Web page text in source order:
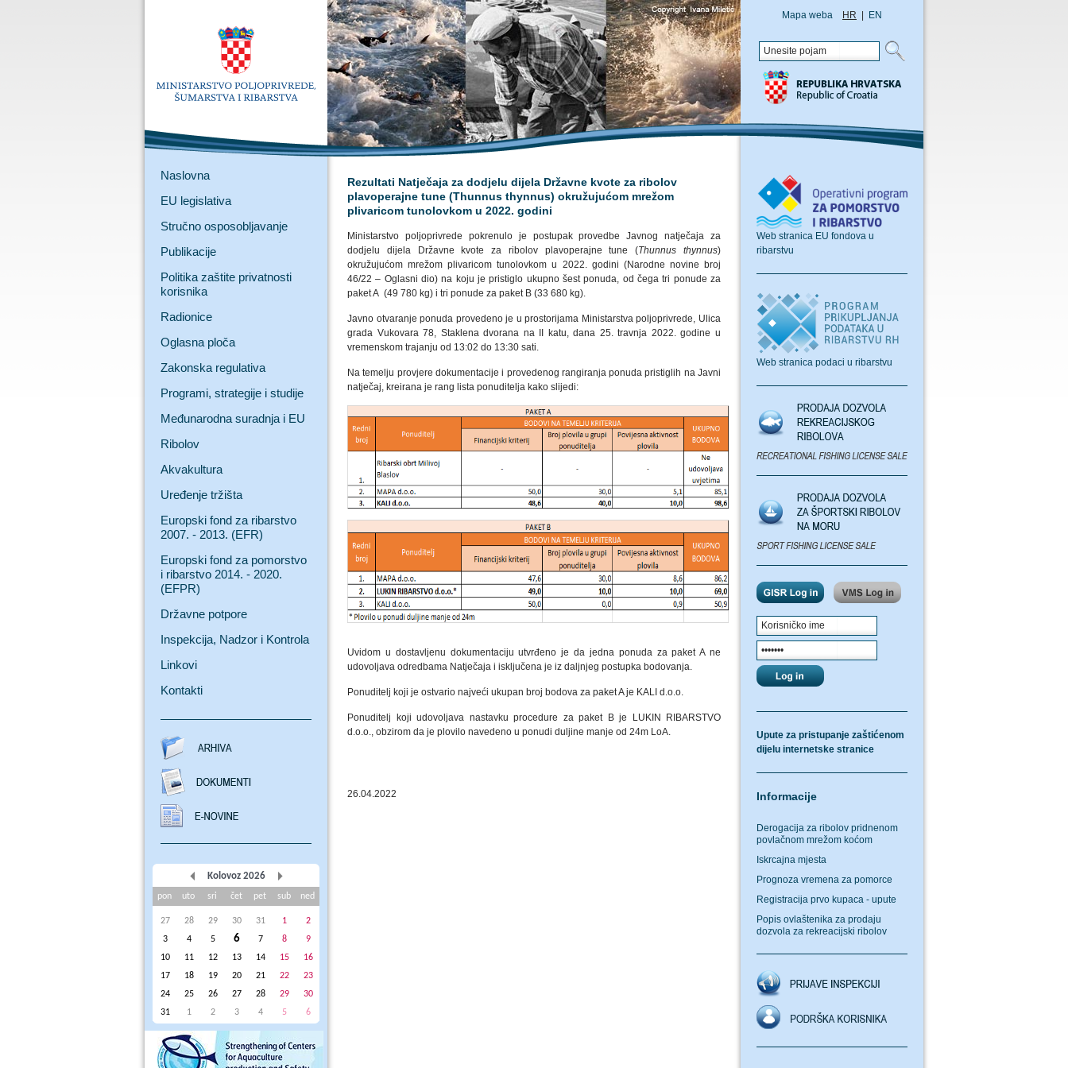
Mapa weba HR EN
Naslovna
EU legislativa
Stručno osposobljavanje
Publikacije
Politika zaštite privatnosti
korisnika
Radionice
Oglasna ploča
Zakonska regulativa
Programi, strategije i studije
Međunarodna suradnja i EU
Ribolov
Akvakultura
Uređenje tržišta
Europski fond za ribarstvo
2007. - 2013. (EFR)
Europski fond za pomorstvo
i ribarstvo 2014. - 2020.
(EFPR)
Državne potpore
Inspekcija, Nadzor i Kontrola
Linkovi
Kontakti
Kolovoz 2026
pon uto sri čet pet sub ned
27 28 29 30 31 1
2
3
4 5 6 7 8
9
10
11 12 13 14 15
16
17
18 19 20 21 22
23
24
25 26 27 28 29
30
31
1 2 3 4 5 6
Rezultati Natječaja za dodjelu dijela Državne kvote za ribolov
plavoperajne tune (Thunnus thynnus) okružujućom mrežom
plivaricom tunolovkom u 2022. godini
Ministarstvo poljoprivrede pokrenulo je postupak provedbe Javnog natječaja za
dodjelu dijela Državne kvote za ribolov plavoperajne tune (Thunnus thynnus)
okružujućom mrežom plivaricom tunolovkom u 2022. godini (Narodne novine broj
46/22 – Oglasni dio) na koju je pristiglo ukupno šest ponuda, od čega tri ponude za
paket A (49 780 kg) i tri ponude za paket B (33 680 kg).
Javno otvaranje ponuda provedeno je u prostorijama Ministarstva poljoprivrede, Ulica
grada Vukovara 78, Staklena dvorana na II katu, dana 25. travnja 2022. godine u
vremenskom trajanju od 13:02 do 13:30 sati.
Na temelju provjere dokumentacije i provedenog rangiranja ponuda pristiglih na Javni
natječaj, kreirana je rang lista ponuditelja kako slijedi:
Uvidom u dostavljenu dokumentaciju utvrđeno je da jedna ponuda za paket A ne
udovoljava odredbama Natječaja i isključena je iz daljnjeg postupka bodovanja.
Ponuditelj koji je ostvario najveći ukupan broj bodova za paket A je KALI d.o.o.
Ponuditelj koji udovoljava nastavku procedure za paket B je LUKIN RIBARSTVO
d.o.o., obzirom da je plovilo navedeno u ponudi duljine manje od 24m LoA.
26.04.2022
Web stranica EU fondova u
ribarstvu
Web stranica podaci u ribarstvu
Upute za pristupanje zaštićenom
dijelu internetske stranice
Informacije
Derogacija za ribolov pridnenom
povlačnom mrežom koćom
Iskrcajna mjesta
Prognoza vremena za pomorce
Registracija prvo kupaca - upute
Popis ovlaštenika za prodaju
dozvola za rekreacijski ribolov